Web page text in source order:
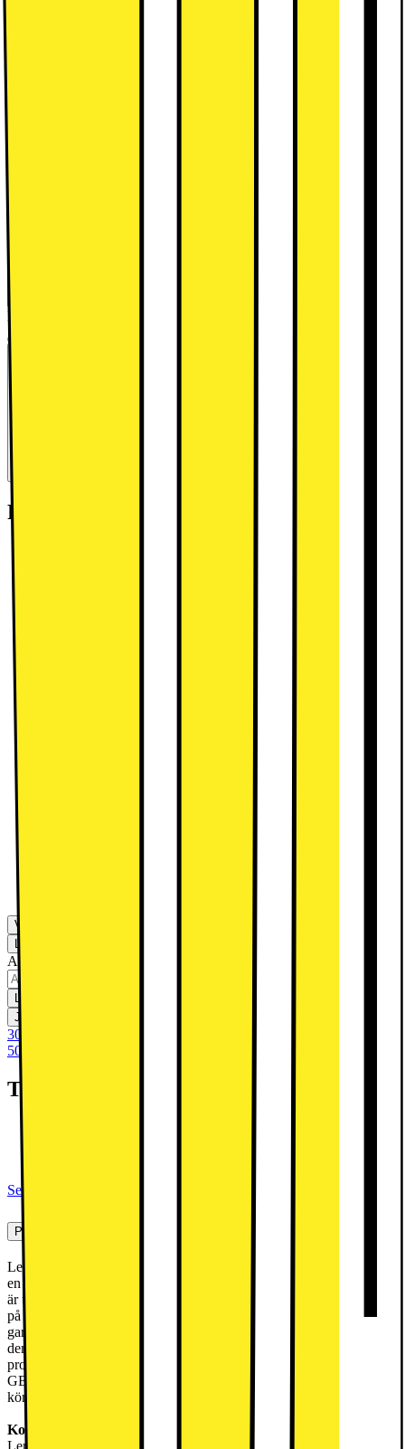
Teknisk specifikation
Se alla specifikationer
1990.-
Energiklass
Rekommenderade tillbehör:
Visa fler
Leverans
Ange postnummer för leveransinformation
Lägg i kundvagn
Jämför
30 dagars öppet köp
50 dagars öppet köp för klubbmedlemmar
Teknisk specifikation
Se alla specifikationer
Produktbeskrivning
Lenovo Tab One 8,7-tums surfplatta är designad för dig som söker
en balans mellan portabilitet och prestanda. Denna kompakta enhet
är utrustad med en livfull 8,7-tums HD+-skärm med en upplösning
på 1340 x 800 pixlar och en uppdateringsfrekvens på 60 Hz, vilket
garanterar tydlig och jämn bild. Med en vikt på cirka 320 gram är
den lätt att bära. De drivs av en MediaTek Helio G85-åttakärnig
processor för effektiv multitasking och stöds av 4 GB RAM och 64
GB intern lagring, utökningsbart via ett microSD-kort. Surfplattan
körs på Android 14 med löfte om framtida uppdateringar.
Konstnärlig och ergonomisk